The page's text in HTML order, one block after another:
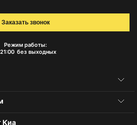
Режим работы:
без выходных
Заказать звонок
Киа